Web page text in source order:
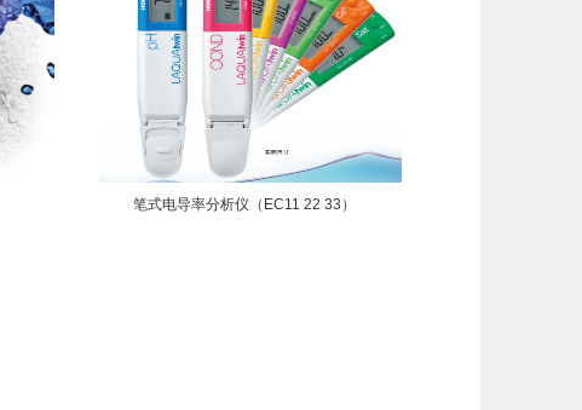
笔式电导率分析仪（EC11 22 33）